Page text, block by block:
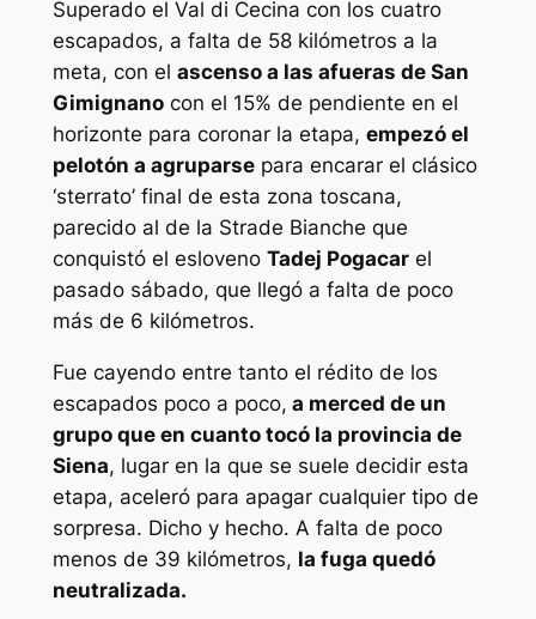
Superado el Val di Cecina con los cuatro
escapados, a falta de 58 kilómetros a la
meta, con el ascenso a las afueras de San
Gimignanocon el 15% de pendiente en el
horizonte para coronar la etapa, empezó el
pelotón a agruparsepara encarar el clásico
‘sterrato’ final de esta zona toscana,
parecido al de la Strade Bianche que
conquistó el esloveno Tadej Pogacarel
pasado sábado, que llegó a falta de poco
más de 6 kilómetros.
Fue cayendo entre tanto el rédito de los
escapados poco a poco, a merced de un
grupo que en cuanto tocó la provincia de
Siena, lugar en la que se suele decidir esta
etapa, aceleró para apagar cualquier tipo de
sorpresa. Dicho y hecho. A falta de poco
menos de 39 kilómetros, la fuga quedó
neutralizada.